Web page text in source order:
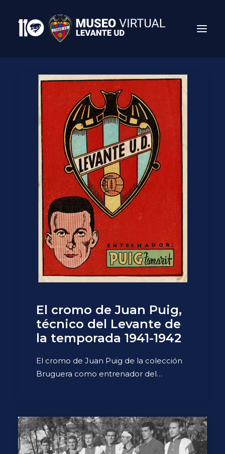
Search
El cromo de Juan Puig,
técnico del Levante de
la temporada 1941-1942
El cromo de Juan Puig de la colección
Bruguera como entrenador del…